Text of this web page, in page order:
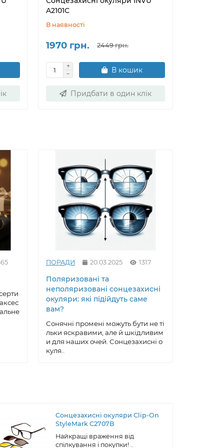
A2101C
В наявності
1970 грн. 2449 грн.
В кошик
Придбати в один клік
ПОРАДИ 20.03.2025 1317
Поляризовані та
неполяризовані сонцезахисні
окуляри: які підійдуть саме
вам?
Сонячні промені можуть бути не ті
льки яскравими, але й шкідливим
и для наших очей. Сонцезахисні о
куля..
Сонцезахисні окуляри Clip-On
StyleMark C2707B
Найкращі враження від
спілкування і покупки! ..